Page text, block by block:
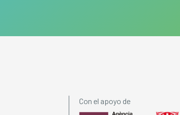
Con el apoyo de